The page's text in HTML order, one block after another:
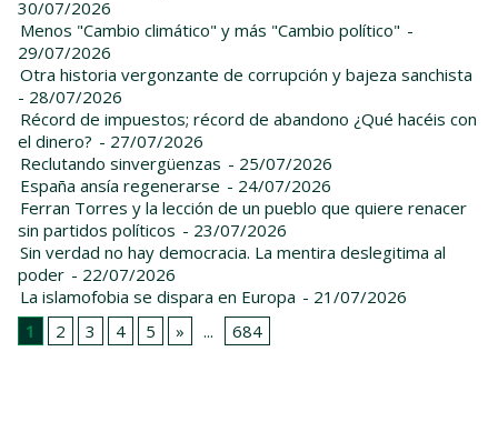
30/07/2026
Menos "Cambio climático" y más "Cambio político" -
29/07/2026
Otra historia vergonzante de corrupción y bajeza sanchista
- 28/07/2026
Récord de impuestos; récord de abandono ¿Qué hacéis con
el dinero? - 27/07/2026
Reclutando sinvergüenzas - 25/07/2026
España ansía regenerarse - 24/07/2026
Ferran Torres y la lección de un pueblo que quiere renacer
sin partidos políticos - 23/07/2026
Sin verdad no hay democracia. La mentira deslegitima al
poder - 22/07/2026
La islamofobia se dispara en Europa - 21/07/2026
1
2 3 4 5 » ... 684